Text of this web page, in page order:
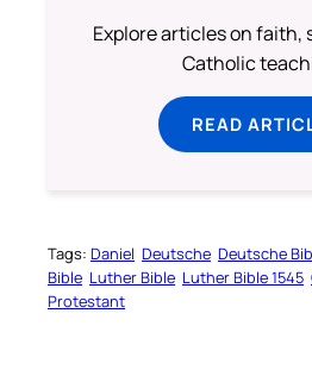
Explore articles on faith,
Catholic
READ
Tags: Daniel Deutsche Deutsche
Bible Luther Bible Luther Bible 1545
Protestant